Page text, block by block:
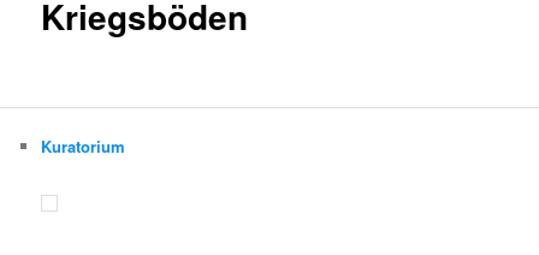
Kriegsböden
Kuratorium